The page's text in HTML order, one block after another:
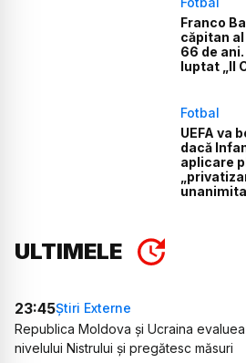
Franco
căpitan
66 de
luptat „Il
Fotbal
UEFA va
dacă
aplicare
ULTIMELE
23:45Știri Externe
Republica Moldova și Ucraina
nivelului Nistrului și pregătesc măsuri